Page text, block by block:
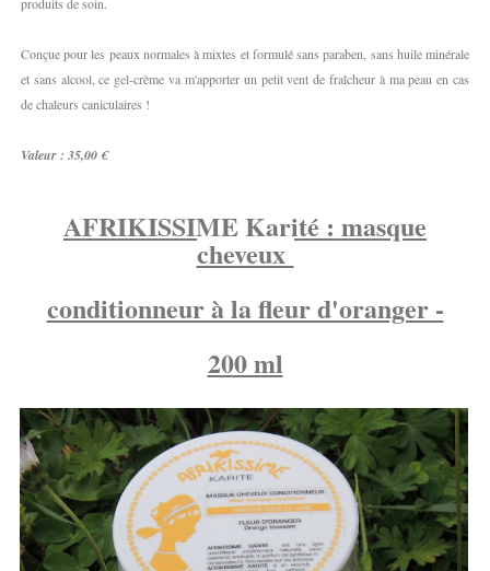
produits de soin.
Conçue pour les peaux normales à mixtes et formulé sans paraben, sans huile minérale
et sans alcool, ce gel-crème va m'apporter un petit vent de fraîcheur à ma peau en cas
de chaleurs caniculaires !
Valeur : 35,00 €
AFRIKISSIME Karité : masque
cheveux
conditionneur à la fleur d'oranger -
200 ml